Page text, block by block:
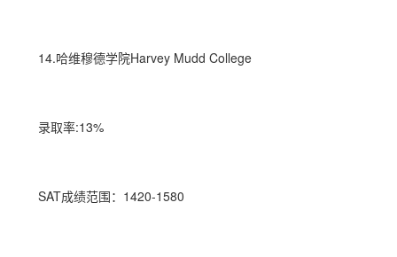
14.哈维穆德学院Harvey Mudd College
录取率:13%
SAT成绩范围：1420-1580